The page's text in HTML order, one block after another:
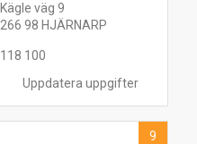
Uppdatera uppgifter
Kägle väg 9
266 98 HJÄRNARP
118 100
9